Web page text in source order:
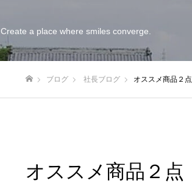
Create a place where smiles converge.
ブログ 社長ブログ オススメ商品２点
オススメ商品２点